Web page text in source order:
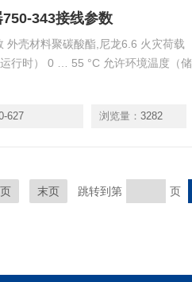
343接线参数
外壳材料聚碳酸酯,尼龙6.6 火灾荷载
行时） 0 … 55 °C 允许环境温度（储
627 浏览量： 3282
末页 跳转到第 页